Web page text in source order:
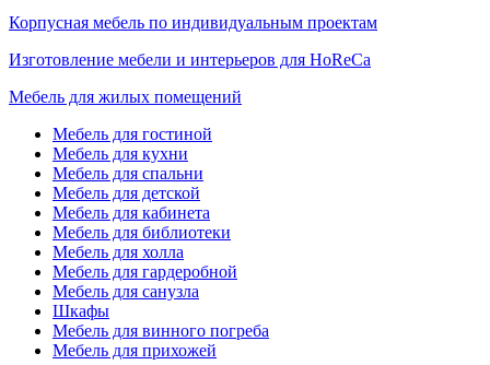
Корпусная мебель по индивидуальным проектам
Изготовление мебели и интерьеров для HoReCa
Мебель для жилых помещений
Мебель для гостиной
Мебель для кухни
Мебель для спальни
Мебель для детской
Мебель для кабинета
Мебель для библиотеки
Мебель для холла
Мебель для гардеробной
Мебель для санузла
Шкафы
Мебель для винного погреба
Мебель для прихожей